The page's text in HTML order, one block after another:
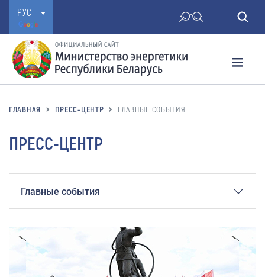
РУС
ГЛАВНАЯ ПРЕСС-ЦЕНТР ГЛАВНЫЕ СОБЫТИЯ
ПРЕСС-ЦЕНТР
Главные события